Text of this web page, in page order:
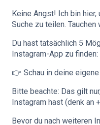
Keine Angst! Ich bin
Suche zu teilen. Tauchen
Du hast tatsächlich 5
Instagram-App zu finden:
👉 Schau in deine
Bitte beachte: Das gilt
Instagram hast (denk an
Bevor du nach weiteren